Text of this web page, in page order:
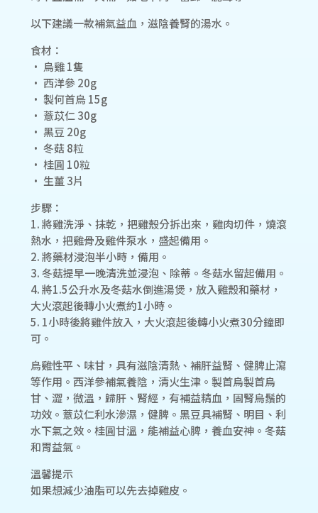
以下建議一款補氣益血，滋陰養腎的湯水。
食材：
• 烏雞 1隻
• 西洋參 20g
• 製何首烏 15g
• 薏苡仁 30g
• 黑豆 20g
• 冬菇 8粒
• 桂圓 10粒
• 生薑 3片
步驟：
1. 將雞洗淨、抹乾，把雞殼分拆出來，雞肉切件，燒滾
熱水，把雞骨及雞件泵水，盛起備用。
2. 將藥材浸泡半小時，備用。
3. 冬菇提早一晚清洗並浸泡、除蒂。冬菇水留起備用。
4. 將1.5公升水及冬菇水倒進湯煲，放入雞殼和藥材，
大火滾起後轉小火煮約1小時。
5. 1小時後將雞件放入，大火滾起後轉小火煮30分鐘即
可。
烏雞性平、味甘，具有滋陰清熱、補肝益腎、健脾止瀉
等作用。西洋參補氣養陰，清火生津。製首烏製首烏
甘、澀，微溫，歸肝、腎經，有補益精血，固腎烏鬚的
功效。薏苡仁利水滲濕，健脾。黑豆具補腎、明目、利
水下氣之效。桂圓甘溫，能補益心脾，養血安神。冬菇
和胃益氣。
溫馨提示
如果想減少油脂可以先去掉雞皮。